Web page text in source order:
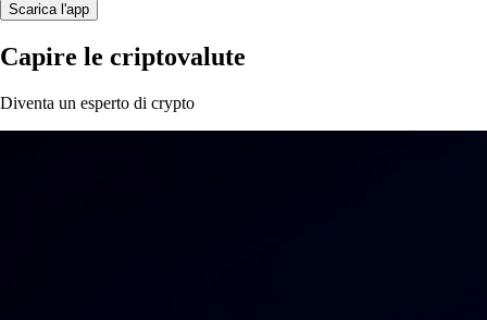
Scarica l'app
Capire le criptovalute
Diventa un esperto di crypto